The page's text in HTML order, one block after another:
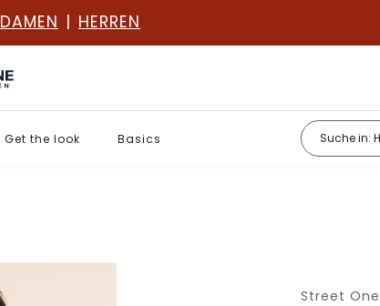
DAMEN | HERREN
Get the look Basics
Street One